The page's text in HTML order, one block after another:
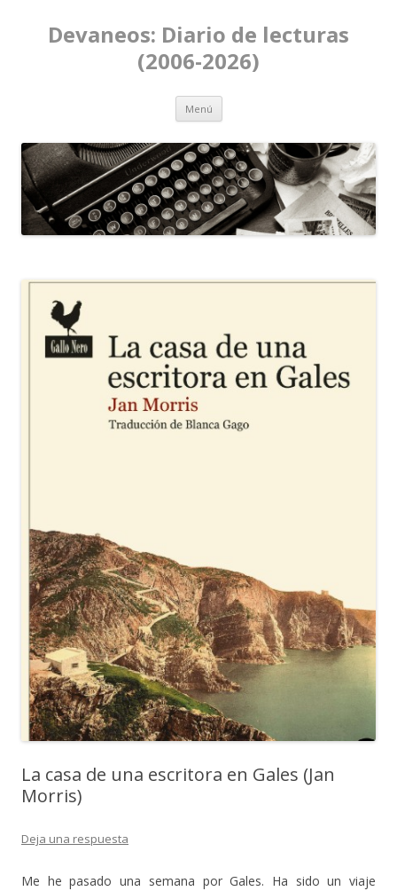
Devaneos: Diario de lecturas
(2006-2026)
Menú Ir al contenido
La casa de una escritora en Gales (Jan
Morris)
Deja una respuesta
Me he pasado una semana por Gales. Ha sido un viaje